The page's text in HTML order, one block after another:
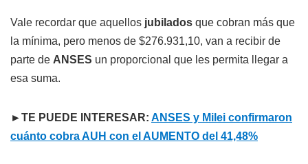
Vale recordar que aquellos jubilados que cobran más que
la mínima, pero menos de $276.931,10, van a recibir de
parte de ANSES un proporcional que les permita llegar a
esa suma.
►TE PUEDE INTERESAR: ANSES y Milei confirmaron
cuánto cobra AUH con el AUMENTO del 41,48%